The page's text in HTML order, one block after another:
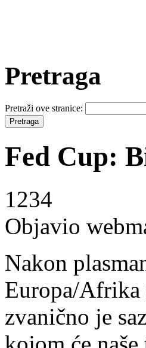
Pretraga
Pretraži ove stranice:
Fed Cup:
1234
Objavio
Nakon
Europa/Afrika
zvanično je